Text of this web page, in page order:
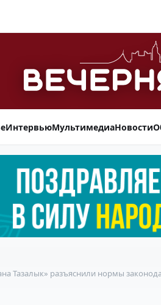
ИнтервьюМультимедиаНовости
Тазалык» разъяснили нормы